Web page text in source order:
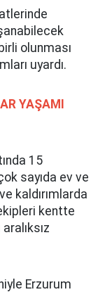
olunması
uyardı.
YAŞAMI
15
sayıda ev ve
kaldırımlarda
kentte
Erzurum